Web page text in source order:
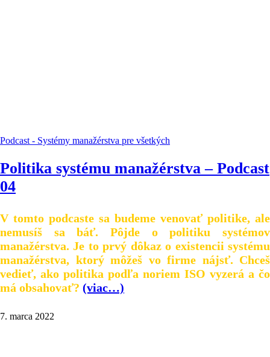
Podcast - Systémy manažérstva pre všetkých
Politika systému manažérstva – Podcast
04
V tomto podcaste sa budeme venovať politike, ale
nemusíš sa báť. Pôjde o politiku systémov
manažérstva. Je to prvý dôkaz o existencii systému
manažérstva, ktorý môžeš vo firme nájsť. Chceš
vedieť, ako politika podľa noriem ISO vyzerá a čo
má obsahovať? (viac…)
7. marca 2022